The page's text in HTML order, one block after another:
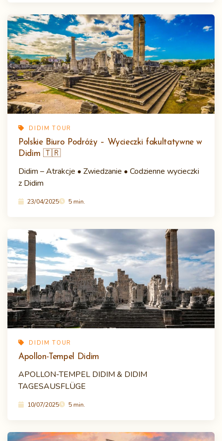
DIDIM TOUR
Polskie Biuro Podróży – Wycieczki fakultatywne w
Didim 🇹🇷
Didim – Atrakcje • Zwiedzanie • Codzienne wycieczki
z Didim
23/04/2025 5 min.
DIDIM TOUR
Apollon-Tempel Didim
APOLLON-TEMPEL DIDIM & DIDIM
TAGESAUSFLÜGE
10/07/2025 5 min.